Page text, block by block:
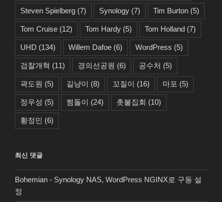
Steven Spielberg (7) Synology (7) Tim Burton (5)
Tom Cruise (12) Tom Hardy (5) Tom Holland (7)
UHD (134) Willem Dafoe (6) WordPress (5)
검찰개혁 (11) 경의선공원 (6) 공수처 (5)
곽도원 (5) 길냥이 (8) 꼬질이 (16) 마포 (5)
정우성 (5) 쩜돌이 (24) 촛불집회 (10)
황정민 (6)
최신 댓글
Bohemian - Synology NAS, WordPress NGINX로 구동 설
정